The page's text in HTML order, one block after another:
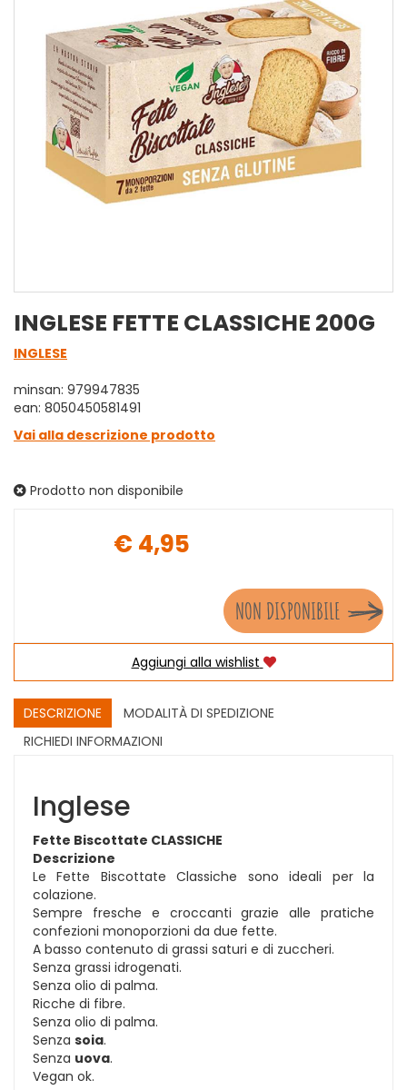
INGLESE FETTE CLASSICHE 200G
INGLESE
minsan: 979947835
ean: 8050450581491
Vai alla descrizione prodotto
Prodotto non disponibile
€ 4,95
NON DISPONIBILE
Aggiungi alla wishlist
DESCRIZIONE
MODALITÀ DI SPEDIZIONE
RICHIEDI INFORMAZIONI
Inglese
Fette Biscottate CLASSICHE
Descrizione
Le Fette Biscottate Classiche sono ideali per la
colazione.
Sempre fresche e croccanti grazie alle pratiche
confezioni monoporzioni da due fette.
A basso contenuto di grassi saturi e di zuccheri.
Senza grassi idrogenati.
Senza olio di palma.
Ricche di fibre.
Senza olio di palma.
Senza soia.
Senza uova.
Vegan ok.